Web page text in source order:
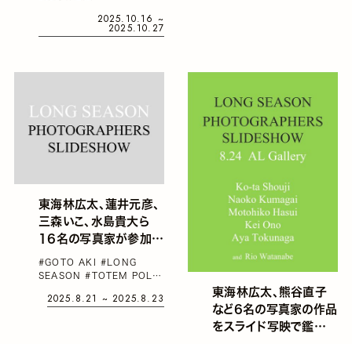
所で再構築する実験的
2025.10.16 ~
2025.10.27
東海林広太、蓮井元彦、
三森いこ、水島貴大ら
16名の写真家が参加。
「LONG SEASON
PHOTOGRAPHERS
が四谷で開催
#GOTO AKI #LONG
SEASON#TOTEM POLE
ント#三森いこ#中嶋琉平
2025.8.21 ~ 2025.8.23
東海林広太、熊谷直子
など6名の写真家の作品
をスライド写映で鑑賞。